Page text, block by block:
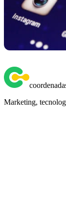
Marketing,